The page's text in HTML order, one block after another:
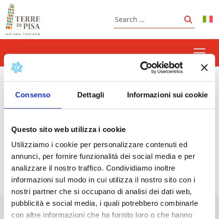
Consenso Dettagli Informazioni sui cookie
Questo sito web utilizza i cookie
Utilizziamo i cookie per personalizzare contenuti ed
annunci, per fornire funzionalità dei social media e per
analizzare il nostro traffico. Condividiamo inoltre
informazioni sul modo in cui utilizza il nostro sito con i
nostri partner che si occupano di analisi dei dati web,
pubblicità e social media, i quali potrebbero combinarle
con altre informazioni che ha fornito loro o che hanno
Skip to content
Search
Search
corona sunsets festival
Prossimi eventi
<li>Non ci sono eventi con questo tag</li>